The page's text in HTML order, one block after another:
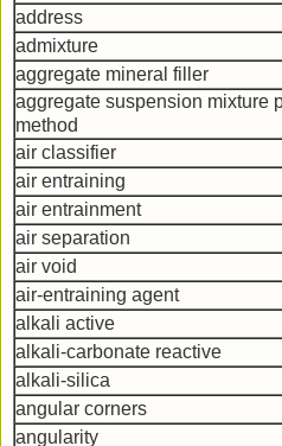
address
admixture
aggregate mineral filler
aggregate suspension mixture
method
air classifier
air entraining
air entrainment
air separation
air void
air-entraining agent
alkali active
alkali-carbonate reactive
alkali-silica
angular corners
angularity